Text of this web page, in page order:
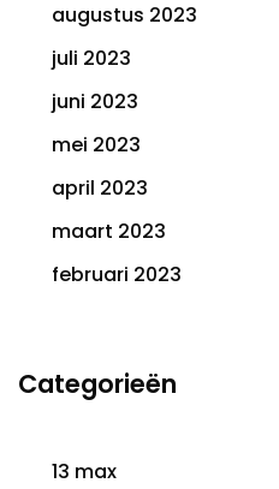
augustus 2023
juli 2023
juni 2023
mei 2023
april 2023
maart 2023
februari 2023
Categorieën
13 max